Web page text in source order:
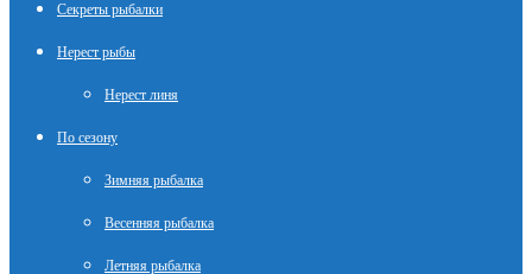
Секреты рыбалки
Нерест рыбы
Нерест линя
По сезону
Зимняя рыбалка
Весенняя рыбалка
Летняя рыбалка